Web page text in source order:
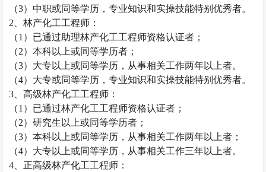
（3）中职或同等学历，专业知识和实操技能特别优秀者。
2 、林产化工工程师：
（1 ）已通过助理林产化工工程师资格认证者；
（2）本科以上或同等学历者；
（3）大专以上或同等学历，从事相关工作两年以上者。
（4）大专或同等学历，专业知识和实操技能特别优秀者。
3 、高级林产化工工程师：
（1 ）已通过林产化工工程师资格认证者；
（2）研究生以上或同等学历者；
（3）本科以上或同等学历，从事相关工作两年以上者；
（4）大专以上或同等学历，从事相关工作三年以上者。
4 、正高级林产化工工程师：